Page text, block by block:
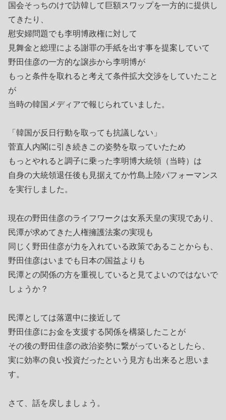
国会そっちのけで訪韓して巨額スワップを一方的に提供し
てきたり、
慰安婦問題でも李明博政権に対して
見舞金と総理による謝罪の手紙を出す事を提案していて
野田佳彦の一方的な譲歩から李明博が
もっと条件を取れると考えて条件拡大交渉をしていたこと
が
当時の韓国メディアで報じられていました。
「韓国が反日行動を取っても抗議しない」
菅直人内閣に引き続きこの姿勢を取っていたため
もっとやれると調子に乗った李明博大統領（当時）は
自身の大統領退任後も見据えてか竹島上陸パフォーマンス
を実行しました。
現在の野田佳彦のライフワークは女系天皇の実現であり、
民潭が求めてきた人権擁護法案の実現も
同じく野田佳彦が力を入れている政策であることからも、
野田佳彦はいまでも日本の国益よりも
民潭との関係の方を重視していると見てよいのではないで
しょうか？
民潭としては落選中に接近して
野田佳彦にお金を支援する関係を構築したことが
その後の野田佳彦の政治姿勢に繋がっているとしたら、
実に効率の良い投資だったという見方も出来ると思いま
す。
さて、話を戻しましょう。